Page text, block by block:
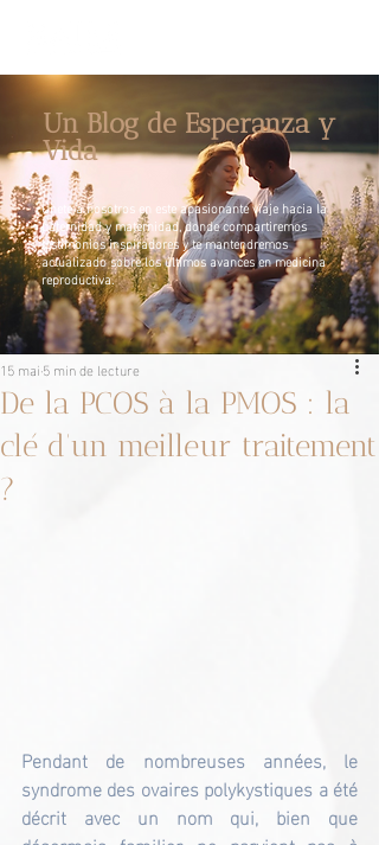
Un Blog de Esperanza y
Vida
Únete a nosotros en este apasionante viaje hacia la
paternidad y maternidad, donde compartiremos
testimonios inspiradores y te mantendremos
actualizado sobre los últimos avances en medicina
reproductiva.
De la PCOS à la PMOS : la
clé d’un meilleur traitement
?
15 mai5 min de lecture
Pendant de nombreuses années, le
syndrome des ovaires polykystiques a été
décrit avec un nom qui, bien que